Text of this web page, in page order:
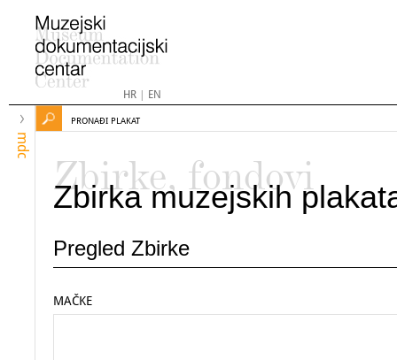
HR| EN
mdc
PRONAĐI PLAKAT
Zbirke, fondovi
Zbirka muzejskih
Pregled Zbirke
MAČKE